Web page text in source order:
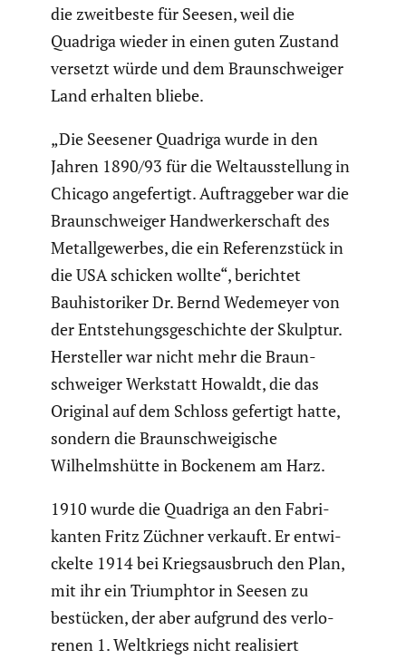
die zweit­beste für Seesen, weil die
Quadriga wieder in einen guten Zustand
versetzt würde und dem Braun­schweiger
Land erhalten bliebe.
„Die Seesener Quadriga wurde in den
Jahren 1890/93 für die Weltaus­stel­lung in
Chicago angefer­tigt. Auftrag­geber war die
Braun­schweiger Handwer­ker­schaft des
Metall­ge­werbes, die ein Referenz­stück in
die USA schicken wollte“, berichtet
Bauhis­to­riker Dr. Bernd Wedemeyer von
der Entste­hungs­ge­schichte der Skulptur.
Hersteller war nicht mehr die Braun­
schweiger Werkstatt Howaldt, die das
Original auf dem Schloss gefertigt hatte,
sondern die Braun­schwei­gi­sche
Wilhelms­hütte in Bockenem am Harz.
1910 wurde die Quadriga an den Fabri­
kanten Fritz Züchner verkauft. Er entwi­
ckelte 1914 bei Kriegs­aus­bruch den Plan,
mit ihr ein Trium­phtor in Seesen zu
bestücken, der aber aufgrund des verlo­
renen 1. Weltkriegs nicht reali­siert